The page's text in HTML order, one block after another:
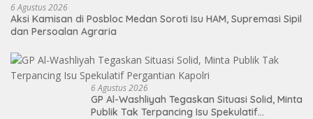
6 Agustus 2026
Aksi Kamisan di Posbloc Medan Soroti Isu HAM, Supremasi Sipil
dan Persoalan Agraria
6 Agustus 2026
GP Al-Washliyah Tegaskan Situasi Solid, Minta
Publik Tak Terpancing Isu Spekulatif